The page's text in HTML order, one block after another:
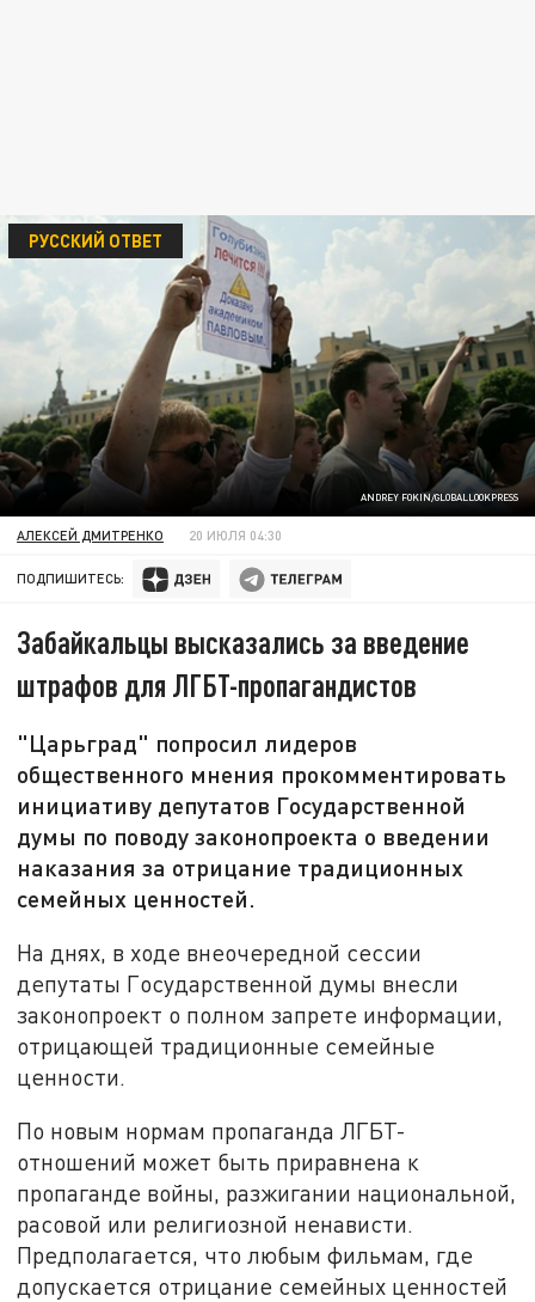
ANDREY FOKIN/GLOBALLOOKPRESS
РУССКИЙ ОТВЕТ
АЛЕКСЕЙ ДМИТРЕНКО 20 ИЮЛЯ 04:30
ПОДПИШИТЕСЬ:
Забайкальцы высказались за введение
штрафов для ЛГБТ-пропагандистов
"Царьград" попросил лидеров
общественного мнения прокомментировать
инициативу депутатов Государственной
думы по поводу законопроекта о введении
наказания за отрицание традиционных
семейных ценностей.
На днях, в ходе внеочередной сессии
депутаты Государственной думы внесли
законопроект о полном запрете информации,
отрицающей традиционные семейные
ценности.
По новым нормам пропаганда ЛГБТ-
отношений может быть приравнена к
пропаганде войны, разжигании национальной,
расовой или религиозной ненависти.
Предполагается, что любым фильмам, где
допускается отрицание семейных ценностей